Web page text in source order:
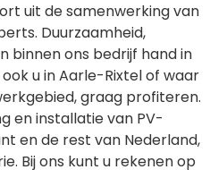
uit de samenwerking van
Duurzaamheid,
binnen ons bedrijf hand in
u in Aarle-Rixtel of waar
graag profiteren.
en installatie van PV-
en de rest van Nederland,
Bij ons kunt u rekenen op